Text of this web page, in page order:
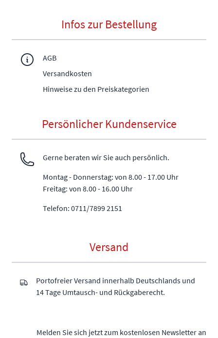
Infos zur Bestellung
AGB
Versandkosten
Hinweise zu den Preiskategorien
Persönlicher Kundenservice
Gerne beraten wir Sie auch persönlich.
Montag - Donnerstag: von 8.00 - 17.00 Uhr
Freitag: von 8.00 - 16.00 Uhr
Telefon: 0711/7899 2151
Versand
Portofreier Versand innerhalb Deutschlands und
14 Tage Umtausch- und Rückgaberecht.
Melden Sie sich jetzt zum kostenlosen Newsletter an